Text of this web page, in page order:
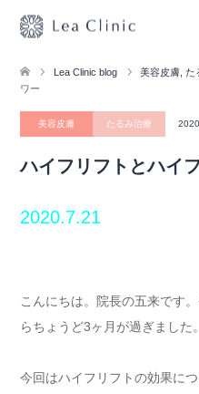
Lea Clinic blog 美容皮膚 た
ワー
美容皮膚 たるみ治療
ハイフリフトとハイ
2020.7.21
こんにちは。院長の五来です
らちょうど3ヶ月が過ぎました。
今回はハイフリフトの効果に